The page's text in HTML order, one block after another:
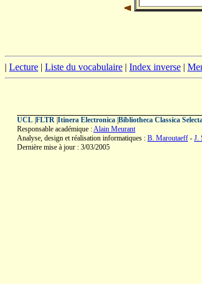
| Lecture | Liste du vocabulaire | Index inverse |
UCL FLTR Itinera Electronica Bibliotheca Classica
Responsable académique :Alain Meurant
Analyse, design et réalisation informatiques : B. Maroutaeff - J.
Dernière mise à jour : 3/03/2005